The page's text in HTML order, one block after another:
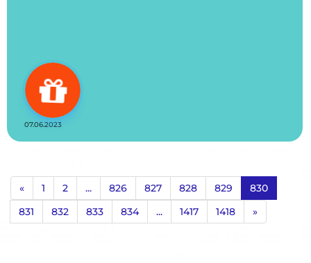
07.06.2023
« 1 2 ... 826 827 828 829
830
831
832 833 834 ... 1417 1418 »